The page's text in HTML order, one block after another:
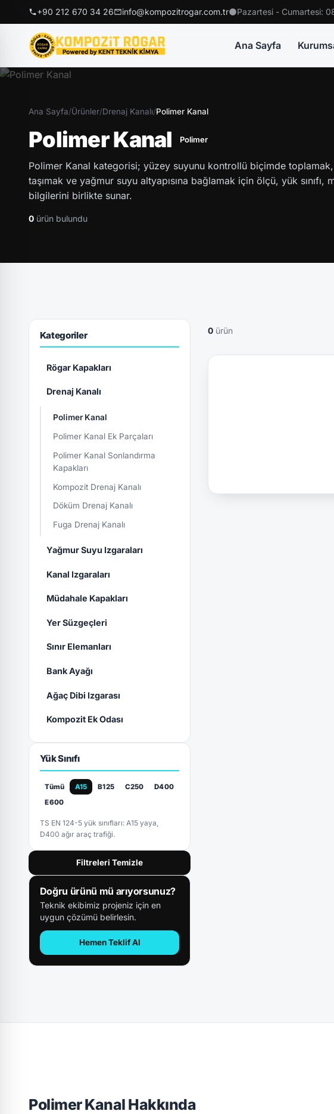
+90 212 670 34 26 info@kompozitrogar.com.tr Pazartesi - Cumartesi:
Ana Sayfa
Ana Sayfa/Ürünler/Drenaj Kanalı/Polimer Kanal
Polimer Kanal Polimer
Polimer Kanal kategorisi; yüzey suyunu kontrollü biçimde
taşımak ve yağmur suyu altyapısına bağlamak için ölçü, yük sınıfı,
bilgilerini birlikte sunar.
0 ürün bulundu
Kategoriler
Rögar Kapakları
Drenaj Kanalı
Polimer Kanal
Polimer Kanal Ek Parçaları
Polimer Kanal Sonlandırma
Kapakları
Kompozit Drenaj Kanalı
Döküm Drenaj Kanalı
Fuga Drenaj Kanalı
Yağmur Suyu Izgaraları
Kanal Izgaraları
Müdahale Kapakları
Yer Süzgeçleri
Sınır Elemanları
Bank Ayağı
Ağaç Dibi Izgarası
Kompozit Ek Odası
Yük Sınıfı
Tümü A15 B125 C250
D400
E600
TS EN 124-5 yük sınıfları: A15 yaya,
D400 ağır araç trafiği.
Filtreleri Temizle
Doğru ürünü mü arıyorsunuz?
Teknik ekibimiz projeniz için en
uygun çözümü belirlesin.
Hemen Teklif Al
0ürün
Polimer Kanal Hakkında